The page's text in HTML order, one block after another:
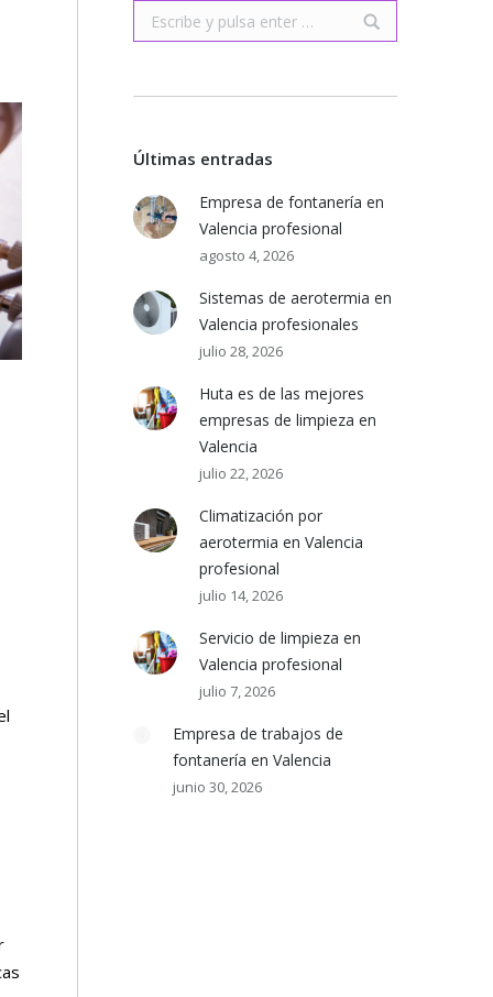
Buscar:
Últimas entradas
Empresa de fontanería en
Valencia profesional
agosto 4, 2026
Sistemas de aerotermia en
Valencia profesionales
julio 28, 2026
Huta es de las mejores
empresas de limpieza en
Valencia
julio 22, 2026
Climatización por
aerotermia en Valencia
profesional
julio 14, 2026
Servicio de limpieza en
Valencia profesional
julio 7, 2026
Empresa de trabajos de
fontanería en Valencia
junio 30, 2026